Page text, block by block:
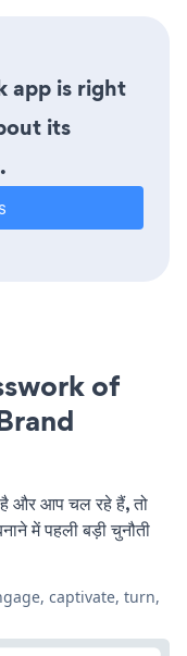
app is right
its
of
और आप चल रहे हैं, तो
में पहली बड़ी चुनौती
captivate, turn,